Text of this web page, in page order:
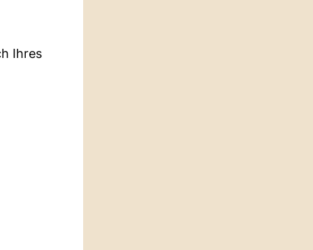
Ihres